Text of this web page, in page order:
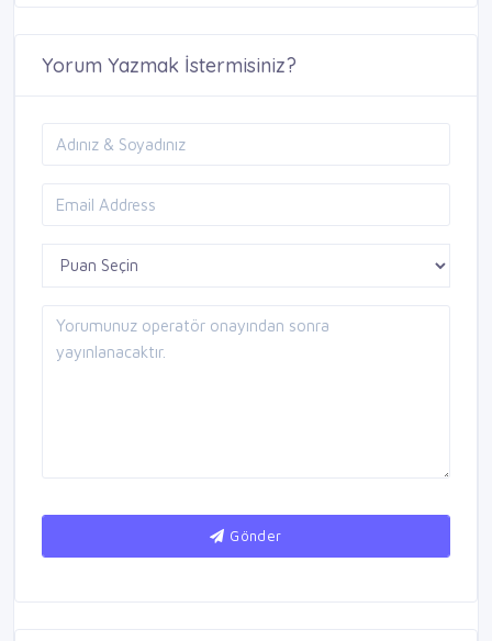
Yorum Yazmak İstermisiniz?
Gönder